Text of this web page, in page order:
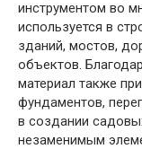
инструментом во
используется в
зданий, мостов,
объектов.
материал также
фундаментов,
в создании
незаменимым